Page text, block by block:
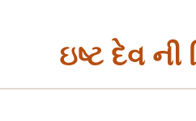
ઇષ્ટ દેવ